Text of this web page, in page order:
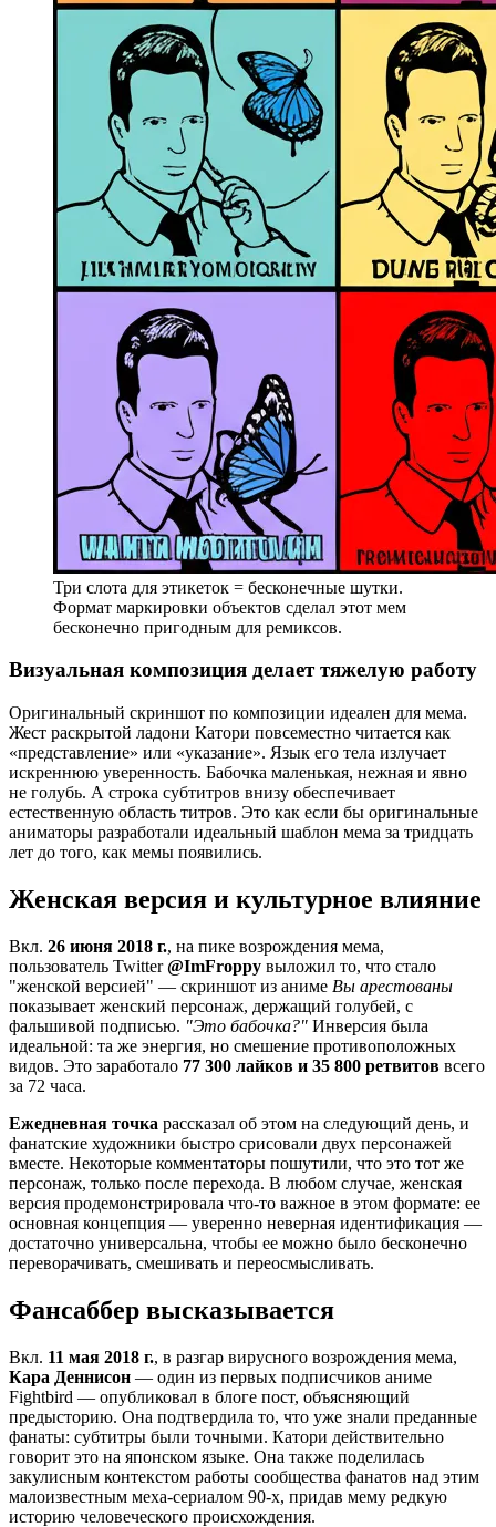
Три слота для этикеток = бесконечные шутки.
Формат маркировки объектов сделал этот мем
бесконечно пригодным для ремиксов.
Визуальная композиция делает тяжелую работу
Оригинальный скриншот по композиции идеален для мема.
Жест раскрытой ладони Катори повсеместно читается как
«представление» или «указание». Язык его тела излучает
искреннюю уверенность. Бабочка маленькая, нежная и явно
не голубь. А строка субтитров внизу обеспечивает
естественную область титров. Это как если бы оригинальные
аниматоры разработали идеальный шаблон мема за тридцать
лет до того, как мемы появились.
Женская версия и культурное влияние
Вкл. 26 июня 2018 г., на пике возрождения мема,
пользователь Twitter@ImFroppy выложил то, что стало
"женской версией" — скриншот из аниме Вы арестованы
показывает женский персонаж, держащий голубей, с
фальшивой подписью. "Это бабочка?" Инверсия была
идеальной: та же энергия, но смешение противоположных
видов. Это заработало 77 300 лайков и 35 800 ретвитов всего
за 72 часа.
Ежедневная точка рассказал об этом на следующий день, и
фанатские художники быстро срисовали двух персонажей
вместе. Некоторые комментаторы пошутили, что это тот же
персонаж, только после перехода. В любом случае, женская
версия продемонстрировала что-то важное в этом формате: ее
основная концепция — уверенно неверная идентификация —
достаточно универсальна, чтобы ее можно было бесконечно
переворачивать, смешивать и переосмысливать.
Фансаббер высказывается
Вкл. 11 мая 2018 г., в разгар вирусного возрождения мема,
Кара Деннисон — один из первых подписчиков аниме
Fightbird — опубликовал в блоге пост, объясняющий
предысторию. Она подтвердила то, что уже знали преданные
фанаты: субтитры были точными. Катори действительно
говорит это на японском языке. Она также поделилась
закулисным контекстом работы сообщества фанатов над этим
малоизвестным меха-сериалом 90-х, придав мему редкую
историю человеческого происхождения.